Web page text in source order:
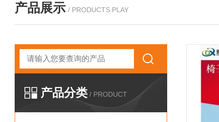
产品展示 / PRODUCTS PLAY
产品分类 / PRODUCT